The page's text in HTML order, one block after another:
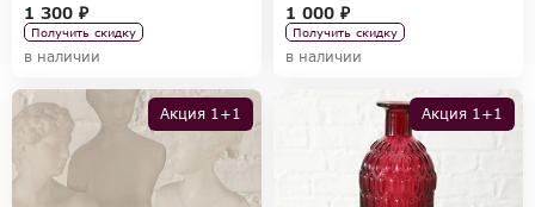
1 300 ₽
Получить скидку
в наличии
1 000 ₽
Получить скидку
в наличии
Акция 1+1 Акция 1+1